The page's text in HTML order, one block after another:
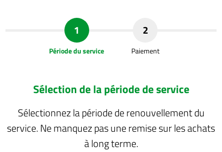
1
Période du service
2
Paiement
Sélection de la période de service
Sélectionnez la période de renouvellement du
service. Ne manquez pas une remise sur les achats
à long terme.